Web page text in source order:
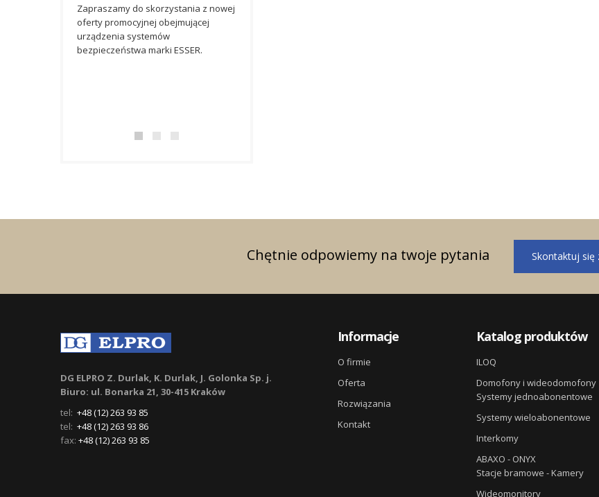
Zapraszamy do skorzystania z nowej
oferty promocyjnej obejmującej
urządzenia systemów
bezpieczeństwa marki ESSER.
Chętnie odpowiemy na twoje pytania Skontaktuj się
DG ELPRO Z. Durlak, K. Durlak, J. Golonka Sp. j.
Biuro: ul. Bonarka 21, 30-415 Kraków
tel: +48 (12) 263 93 85
tel: +48 (12) 263 93 86
fax: +48 (12) 263 93 85
Informacje
O firmie
Oferta
Rozwiązania
Kontakt
Katalog produktów
ILOQ
Domofony i wideodomofony
Systemy jednoabonentowe
Systemy wieloabonentowe
Interkomy
ABAXO - ONYX
Stacje bramowe - Kamery
Wideomonitory